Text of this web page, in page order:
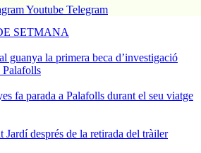
Youtube Telegram
SETMANA
guanya la primera beca d’investigació
Palafolls
fa parada a Palafolls durant el seu viatge
Jardí després de la retirada del tràiler